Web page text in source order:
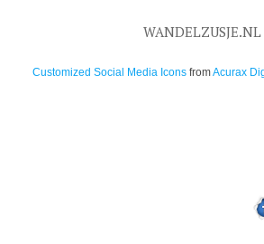
WANDELZUSJE.NL
Customized Social Media Icons fromAcurax